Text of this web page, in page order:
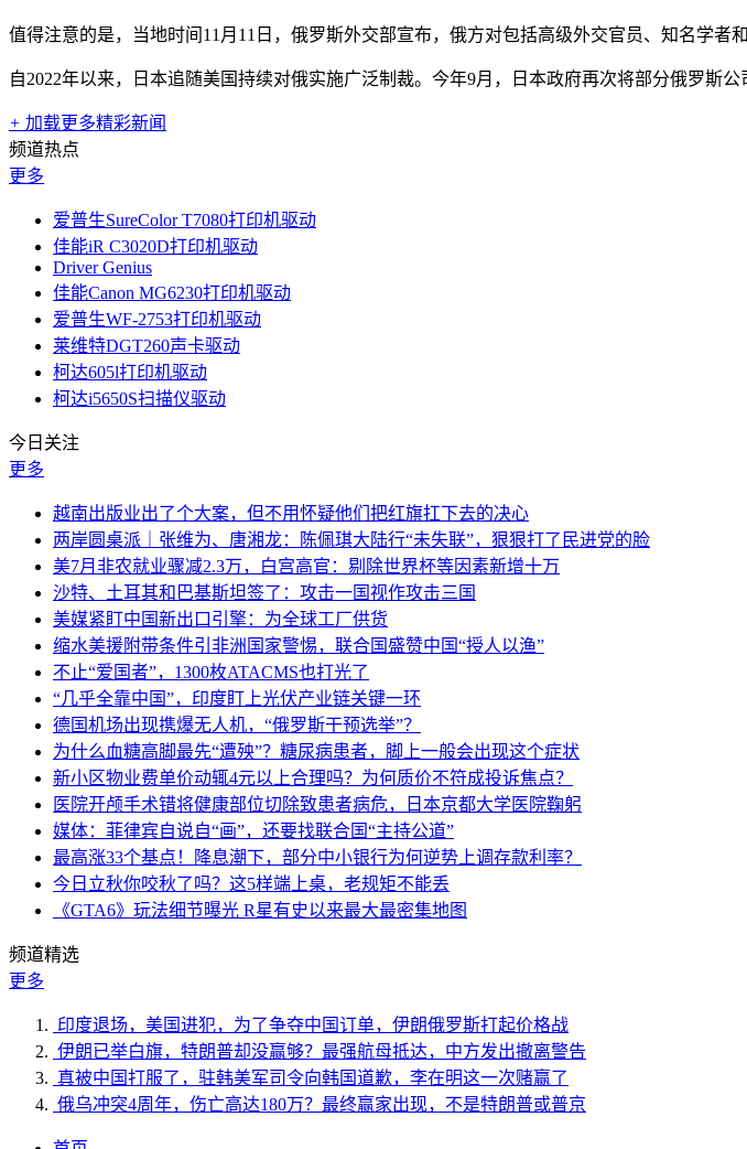
值得注意的是，当地时间11月11日，俄罗斯外交部宣布，俄方对包括高级外交官员、知名学者
自2022年以来，日本追随美国持续对俄实施广泛制裁。今年9月，日本政府再次将部分俄罗斯公
+ 加载更多精彩新闻
频道热点
更多
爱普生SureColor T7080打印机驱动
佳能iR C3020D打印机驱动
Driver Genius
佳能Canon MG6230打印机驱动
爱普生WF-2753打印机驱动
莱维特DGT260声卡驱动
柯达605l打印机驱动
柯达i5650S扫描仪驱动
今日关注
更多
越南出版业出了个大案，但不用怀疑他们把红旗扛下去的决心
两岸圆桌派｜张维为、唐湘龙：陈佩琪大陆行“未失联”，狠狠打了民进党的脸
美7月非农就业骤减2.3万，白宫高官：剔除世界杯等因素新增十万
沙特、土耳其和巴基斯坦签了：攻击一国视作攻击三国
美媒紧盯中国新出口引擎：为全球工厂供货
缩水美援附带条件引非洲国家警惕，联合国盛赞中国“授人以渔”
不止“爱国者”，1300枚ATACMS也打光了
“几乎全靠中国”，印度盯上光伏产业链关键一环
德国机场出现携爆无人机，“俄罗斯干预选举”？
为什么血糖高脚最先“遭殃”？糖尿病患者，脚上一般会出现这个症状
新小区物业费单价动辄4元以上合理吗？为何质价不符成投诉焦点？
医院开颅手术错将健康部位切除致患者病危，日本京都大学医院鞠躬
媒体：菲律宾自说自“画”，还要找联合国“主持公道”
最高涨33个基点！降息潮下，部分中小银行为何逆势上调存款利率？
今日立秋你咬秋了吗？这5样端上桌，老规矩不能丢
《GTA6》玩法细节曝光 R星有史以来最大最密集地图
频道精选
更多
印度退场，美国进犯，为了争夺中国订单，伊朗俄罗斯打起价格战
伊朗已举白旗，特朗普却没赢够？最强航母抵达，中方发出撤离警告
真被中国打服了，驻韩美军司令向韩国道歉，李在明这一次赌赢了
俄乌冲突4周年，伤亡高达180万？最终赢家出现，不是特朗普或普京